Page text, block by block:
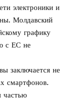
электроники и
Молдавский
графику
с ЕС не
заключается не
смартфонов.
частью